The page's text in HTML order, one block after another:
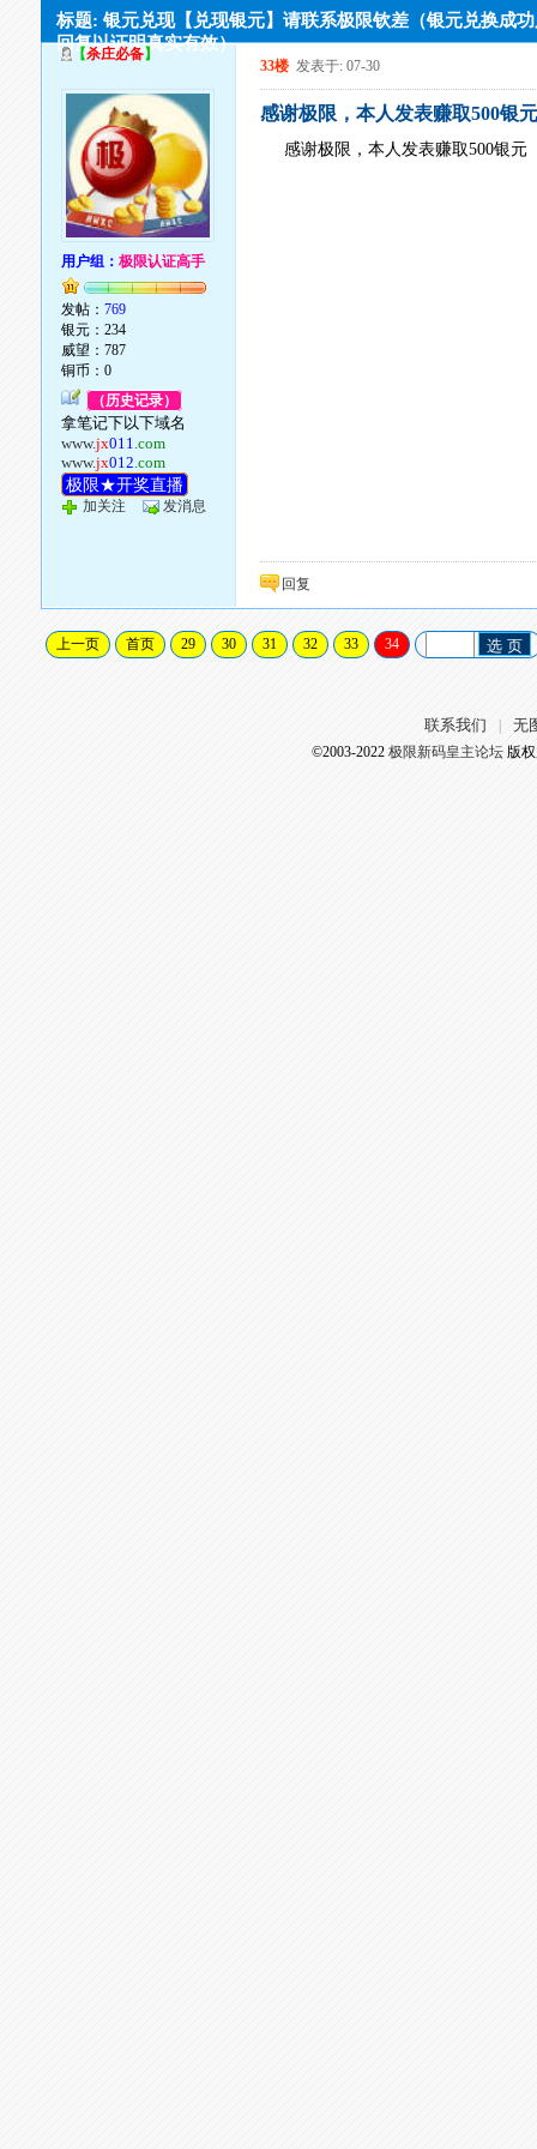
标题: 银元兑现【兑现银元】请联系极限钦差（银元兑换成
回复以证明真实有效）
【杀庄必备】
用户组：极限认证高手
发帖：769
银元：234
威望：787
铜币：0
（历史记录）
拿笔记下以下域名
www.jx011.com
www.jx012.com
极限★开奖直播
加关注 发消息
33楼 发表于: 07-30
感谢极限，本人发表赚取500银
感谢极限，本人发表赚取500银元
回复
上一页 首页 29 30 31 32 33 34 选 页
联系我们 无
©2003-2022 极限新码皇主论坛版权